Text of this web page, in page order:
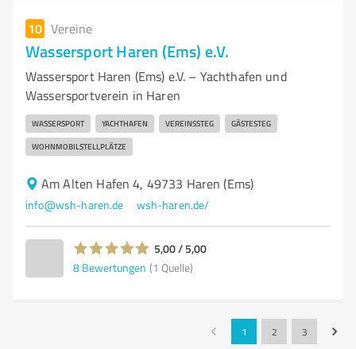
10 Vereine
Wassersport Haren (Ems) e.V.
Wassersport Haren (Ems) e.V. – Yachthafen und
Wassersportverein in Haren
WASSERSPORT YACHTHAFEN VEREINSSTEG GÄSTESTEG
WOHNMOBILSTELLPLÄTZE
Am Alten Hafen 4, 49733 Haren (Ems)
info@wsh-haren.de wsh-haren.de/
5,00 / 5,00
8 Bewertungen (1 Quelle)
1 2 3